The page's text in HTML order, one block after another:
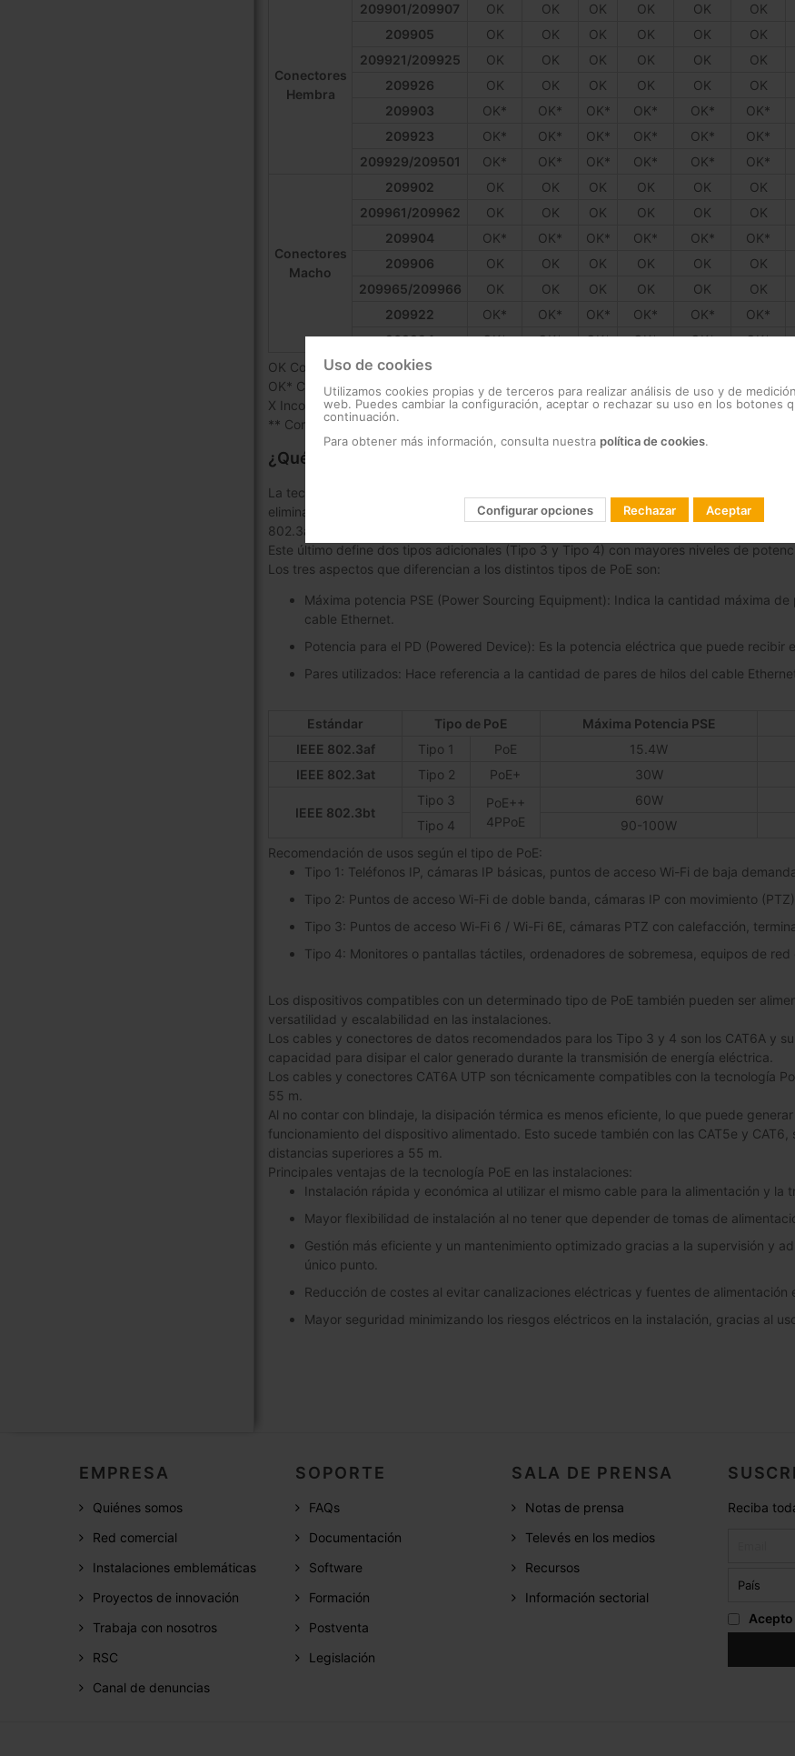
Conectores
Hembra
209901/209907 OK OK OK OK OK OK
209905
OK OK OK OK OK OK
209921/209925
OK OK OK OK OK OK
209926
OK OK OK OK OK OK
209903
OK* OK* OK* OK* OK* OK*
209923
OK* OK* OK* OK* OK* OK*
209929/209501
OK* OK* OK* OK* OK* OK*
Conectores
Macho
209902 OK OK OK OK OK OK
209961/209962
OK OK OK OK OK OK
209904
OK* OK* OK* OK* OK* OK*
209906
OK OK OK OK OK OK
209965/209966
OK OK OK OK OK OK
209922
OK* OK* OK* OK* OK* OK*
209924
OK* OK* OK* OK* OK* OK*
OK Compatible
OK* Compatible, pero existen opciones mejores
X Incompatible
** Compatibilidad mecánica
¿Qué es la tecnología PoE?
La tecnología PoE (Power over Ethernet) permite la transmisión simultánea de energía
eliminando así la necesidad de fuentes de alimentación independientes. Actualmente,
802.3at (PoE+) y IEEE 802.3bt (PoE++/4PPoE).
Este último define dos tipos adicionales (Tipo 3 y Tipo 4) con mayores niveles de
Los tres aspectos que diferencian a los distintos tipos de PoE son:
Máxima potencia PSE (Power Sourcing Equipment): Indica la cantidad máxima
cable Ethernet.
Potencia para el PD (Powered Device): Es la potencia eléctrica que puede recibir
Pares utilizados: Hace referencia a la cantidad de pares de hilos del cable
Estándar Tipo de PoE Máxima Potencia PSE
IEEE 802.3af
Tipo 1 PoE 15.4W
IEEE 802.3at
Tipo 2 PoE+ 30W
IEEE 802.3bt
Tipo 3
PoE++
4PPoE
60W
Tipo 4
90-100W
Recomendación de usos según el tipo de PoE:
Tipo 1: Teléfonos IP, cámaras IP básicas, puntos de acceso Wi-Fi de baja
Tipo 2: Puntos de acceso Wi-Fi de doble banda, cámaras IP con movimiento
Tipo 3: Puntos de acceso Wi-Fi 6 / Wi-Fi 6E, cámaras PTZ con calefacción,
Tipo 4: Monitores o pantallas táctiles, ordenadores de sobremesa, equipos de red
Los dispositivos compatibles con un determinado tipo de PoE también pueden ser
versatilidad y escalabilidad en las instalaciones.
Los cables y conectores de datos recomendados para los Tipo 3 y 4 son los CAT6A y
capacidad para disipar el calor generado durante la transmisión de energía eléctrica.
Los cables y conectores CAT6A UTP son técnicamente compatibles con la tecnología
55 m.
Al no contar con blindaje, la disipación térmica es menos eficiente, lo que puede
funcionamiento del dispositivo alimentado. Esto sucede también con las CAT5e y
distancias superiores a 55 m.
Principales ventajas de la tecnología PoE en las instalaciones:
Instalación rápida y económica al utilizar el mismo cable para la alimentación y la
Mayor flexibilidad de instalación al no tener que depender de tomas de
Gestión más eficiente y un mantenimiento optimizado gracias a la supervisión y
único punto.
Reducción de costes al evitar canalizaciones eléctricas y fuentes de alimentación
Mayor seguridad minimizando los riesgos eléctricos en la instalación, gracias al
EMPRESA
Quiénes somos
Red comercial
Instalaciones emblemáticas
Proyectos de innovación
Trabaja con nosotros
RSC
Canal de denuncias
SOPORTE
FAQs
Documentación
Software
Formación
Postventa
Legislación
SALA DE PRENSA
Notas de prensa
Televés en los medios
Recursos
Información sectorial
Reciba
Acepto
Uso de cookies
Utilizamos cookies propias y de terceros para realizar análisis de uso y de
web. Puedes cambiar la configuración, aceptar o rechazar su uso en los botones
continuación.
Para obtener más información, consulta nuestra política de cookies.
Configurar opciones Rechazar Aceptar